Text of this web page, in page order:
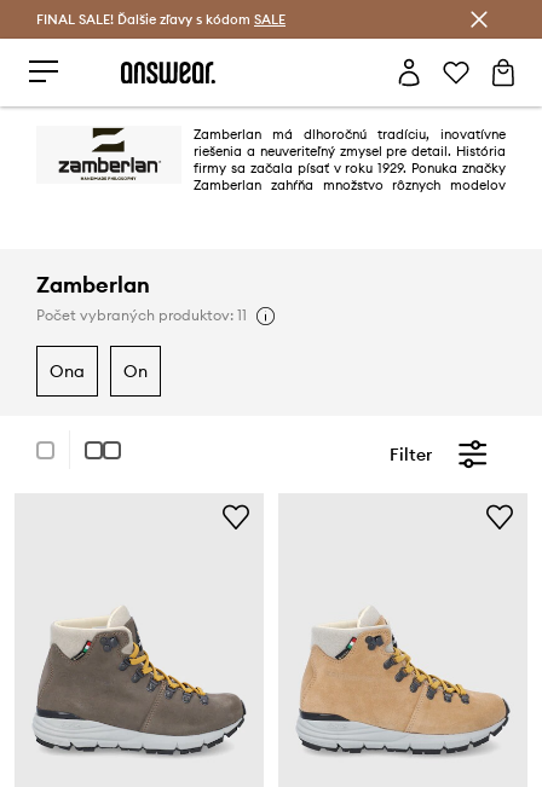
Šetrite s Answear Club >
FINAL SALE! Ďalšie zľavy s kódom SALE
Zamberlan má dlhoročnú tradíciu, inovatívne
riešenia a neuveriteľný zmysel pre detail. História
firmy sa začala písať v roku 1929. Ponuka značky
Zamberlan zahŕňa množstvo rôznych modelov
Zamberlan
Počet vybraných produktov: 11
ona on
Filter